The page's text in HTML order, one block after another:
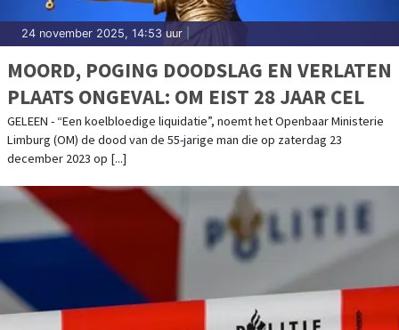
24 november 2025, 14:53 uur
MOORD, POGING DOODSLAG EN VERLATEN
PLAATS ONGEVAL: OM EIST 28 JAAR CEL
GELEEN - “Een koelbloedige liquidatie”, noemt het Openbaar Ministerie
Limburg (OM) de dood van de 55-jarige man die op zaterdag 23
december 2023 op [...]